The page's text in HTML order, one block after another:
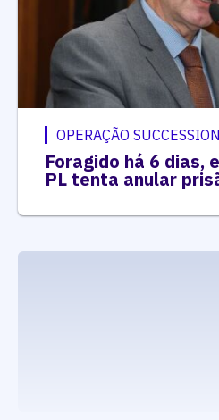
OPERAÇÃO
Foragido há 6 dias,
PL tenta anular